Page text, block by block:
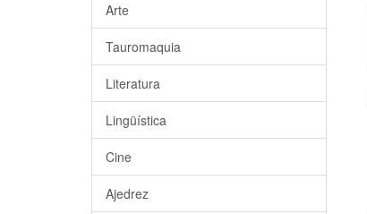
Arte
Tauromaquia
Literatura
Lingüística
Cine
Ajedrez